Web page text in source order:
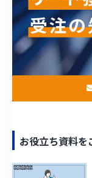
お役立ち資料を